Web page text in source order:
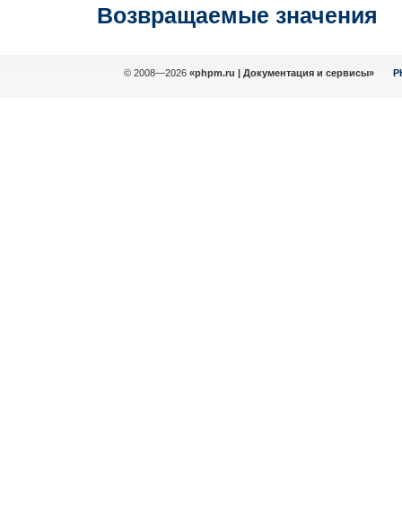
Возвращаемые значения
© 2008—2026 «phpm.ru | Документация и сервисы»